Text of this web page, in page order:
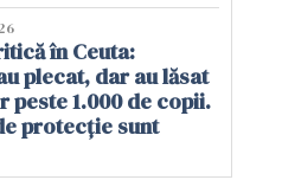
în Ceuta:
plecat, dar au lăsat
peste 1.000 de copii.
protecție sunt